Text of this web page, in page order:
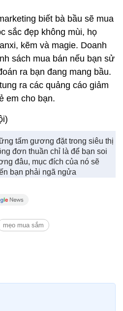
biết bà bầu sẽ mua
sắc đẹp không mùi, họ
kẽm và magie. Doanh
sách mua bán nếu bạn sử
ra bạn đang mang bầu.
ra các quảng cáo giảm
em cho bạn.
tấm gương đặt trong siêu thị
đơn thuần chỉ là để bạn soi
đâu, mục đích của nó sẽ
bạn phải ngã ngửa
mẹo mua sắm